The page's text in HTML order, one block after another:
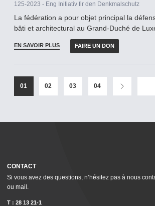
125-2023 - Eng Initiativ fir den Denkmalschutz
La fédération a pour objet principal la
bâti et architectural au Grand-­Duché de
EN SAVOIR PLUS FAIRE UN DON
01 02 03 04
CONTACT
Si vous avez des questions, n’hésitez pas à nous
ou mail.
T : 28 13 21-1